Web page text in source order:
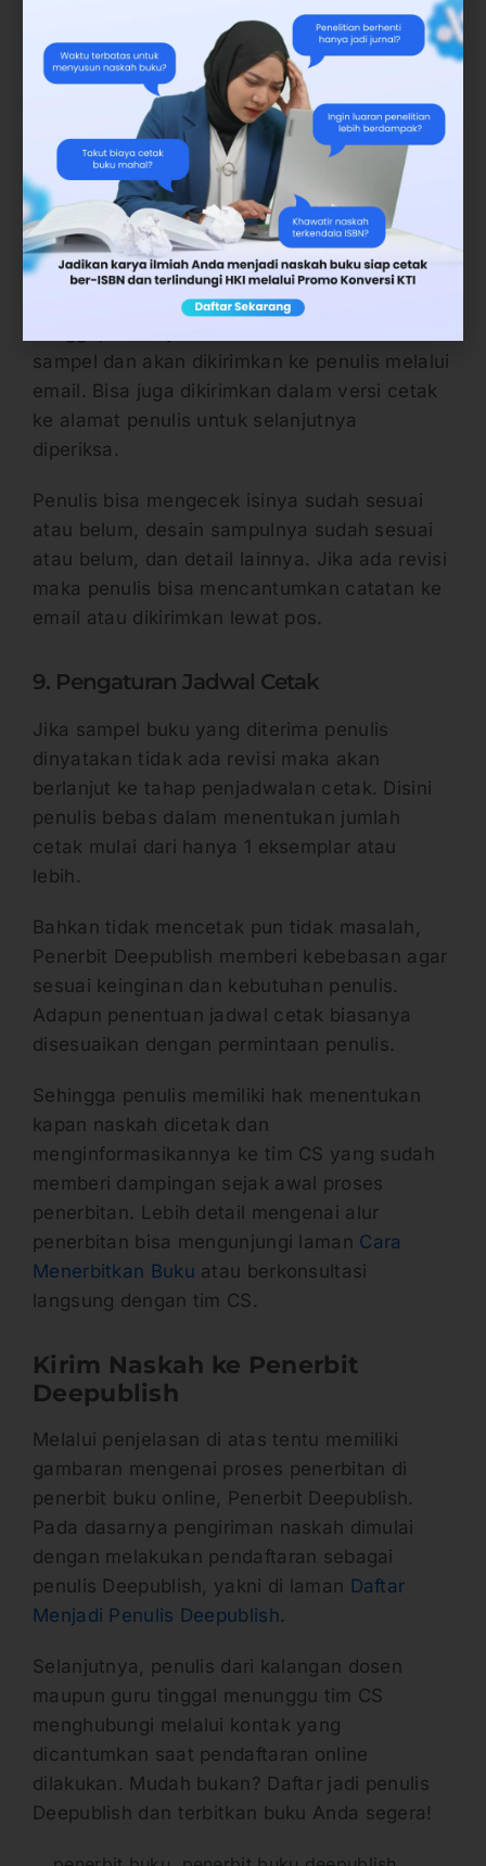
Bagi naskah yang dimiliki para dosen, proses
produksi akan mengikuti standar dari Ditjen
Dikti. Mencakup ukuran buku sampai
pengajuan ISBN ke pihak Perpusnas sehingga
dijamin resmi dan bisa dilaporkan dosen ke
BKD dan ikut proses PAK.
8. Pengiriman Sampel ke Penulis
Dari bagian produksi yang berlangsung 4-6
sampel dan akan dikirimkan ke penulis melalui
email. Bisa juga dikirimkan dalam versi cetak
ke alamat penulis untuk selanjutnya
diperiksa.
Penulis bisa mengecek isinya sudah sesuai
atau belum, desain sampulnya sudah sesuai
atau belum, dan detail lainnya. Jika ada revisi
maka penulis bisa mencantumkan catatan ke
email atau dikirimkan lewat pos.
9. Pengaturan Jadwal Cetak
Jika sampel buku yang diterima penulis
dinyatakan tidak ada revisi maka akan
berlanjut ke tahap penjadwalan cetak. Disini
penulis bebas dalam menentukan jumlah
cetak mulai dari hanya 1 eksemplar atau
lebih.
Bahkan tidak mencetak pun tidak masalah,
Penerbit Deepublish memberi kebebasan agar
sesuai keinginan dan kebutuhan penulis.
Adapun penentuan jadwal cetak biasanya
disesuaikan dengan permintaan penulis.
Sehingga penulis memiliki hak menentukan
kapan naskah dicetak dan
menginformasikannya ke tim CS yang sudah
memberi dampingan sejak awal proses
penerbitan. Lebih detail mengenai alur
penerbitan bisa mengunjungi laman Cara
Menerbitkan Buku atau berkonsultasi
langsung dengan tim CS.
Kirim Naskah ke Penerbit
Deepublish
Melalui penjelasan di atas tentu memiliki
gambaran mengenai proses penerbitan di
penerbit buku online, Penerbit Deepublish.
Pada dasarnya pengiriman naskah dimulai
dengan melakukan pendaftaran sebagai
penulis Deepublish, yakni di laman Daftar
Menjadi Penulis Deepublish.
Selanjutnya, penulis dari kalangan dosen
maupun guru tinggal menunggu tim CS
menghubungi melalui kontak yang
dicantumkan saat pendaftaran online
dilakukan. Mudah bukan? Daftar jadi penulis
Deepublish dan terbitkan buku Anda segera!